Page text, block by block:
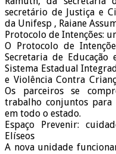
secretário de Justiça e
da Unifesp , Raiane
Protocolo de Intenções:
O Protocolo de
Secretaria de
Sistema Estadual
e Violência Contra
Os parceiros se
trabalho conjuntos para
em todo o estado.
Espaço Prevenir:
Elíseos
A nova unidade